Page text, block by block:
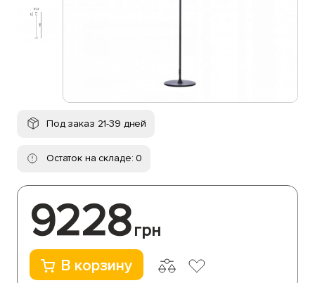
Под заказ 21-39 дней
Остаток на складе: 0
9228грн
В корзину